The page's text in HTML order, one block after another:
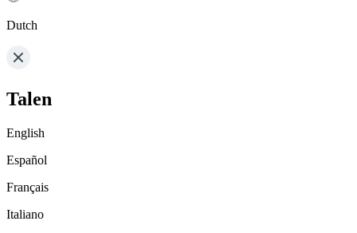
Dutch
Talen
English
Español
Français
Italiano